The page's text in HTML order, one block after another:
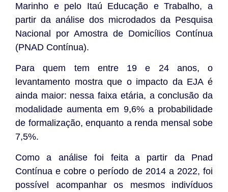
Marinho e pelo Itaú Educação e Trabalho, a
partir da análise dos microdados da Pesquisa
Nacional por Amostra de Domicílios Contínua
(PNAD Contínua).
Para quem tem entre 19 e 24 anos, o
levantamento mostra que o impacto da EJA é
ainda maior: nessa faixa etária, a conclusão da
modalidade aumenta em 9,6% a probabilidade
de formalização, enquanto a renda mensal sobe
7,5%.
Como a análise foi feita a partir da Pnad
Contínua e cobre o período de 2014 a 2022, foi
possível acompanhar os mesmos indivíduos